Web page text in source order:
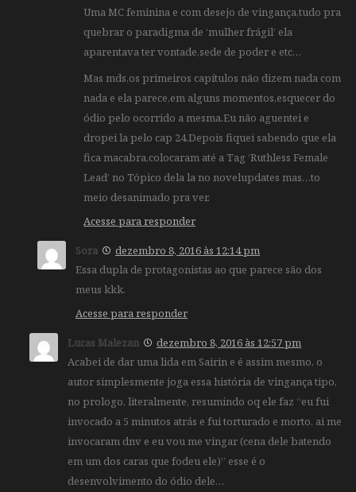
Uma MC feminina e com desejo de vingança,tudo pra
quebrar o paradigma de ‘mulher frágil’ ela
aparentava ter vontade,sede de poder e etc…
Mas mds,os primeiros capítulos não dizem nada com
nada e ela parece,em alguns momentos,esquecer do
ódio pelo ocorrido a mesma.Eu não aguentei e
dropei la pelo cap 24.Depois fiquei sabendo que ela
fica macabra,colocaram até a Tag ‘Ruthless Female
Lead’ no Tópico dela la no novelupdates mas…to
meio desanimado pra ver.
Acesse para responder
Sora
dezembro 8, 2016 às 12:14 pm
Essa dupla de protagonistas ao que parece são dos
meus kkk.
Acesse para responder
Lucas Malezan
dezembro 8, 2016 às 12:57 pm
Acabei de dar uma lida em Sairin e é assim mesmo, o
autor simplesmente joga essa história de vingança tipo,
no prologo, literalmente, resumindo oq ele faz “eu fui
invocado a 5 minutos atrás e fui torturado e morto, ai me
invocaram dnv e eu vou me vingar (cena dele batendo
em um dos caras que fodeu ele)” esse é o
desenvolvimento do ódio dele…